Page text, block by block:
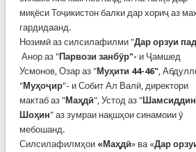
миқёси Тоҷикистон балки дар хориҷ аз
гардидаанд.
Нозимӣ аз силсилафилми "Дар орзуи
Анор аз "Парвози занбӯр"- и Ҷамшед
Усмонов, Озар аз "Муҳити 44-46",
"Муҳоҷир"- и Собит Ал Валӣ, директори
мактаб аз "Маҳдӣ", Устод аз "
Шоҳин" аз зумраи нақшҳои синамоии ӯ
мебошанд.
Силсилафилмҳои «Маҳдӣ» ва «Дар